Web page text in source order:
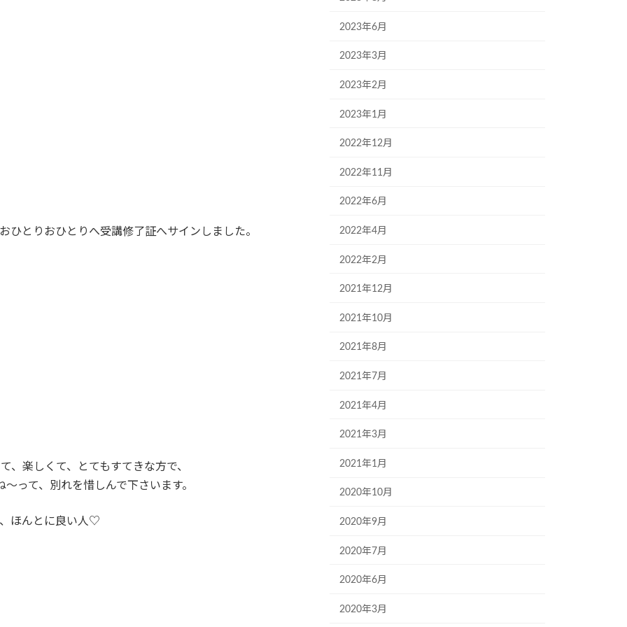
とりおひとりへ受講修了証へサインしました。
、楽しくて、とてもすてきな方で、
って、別れを惜しんで下さいます。
ほんとに良い人♡
2023年6月
2023年3月
2023年2月
2023年1月
2022年12月
2022年11月
2022年6月
2022年4月
2022年2月
2021年12月
2021年10月
2021年8月
2021年7月
2021年4月
2021年3月
2021年1月
2020年10月
2020年9月
2020年7月
2020年6月
2020年3月